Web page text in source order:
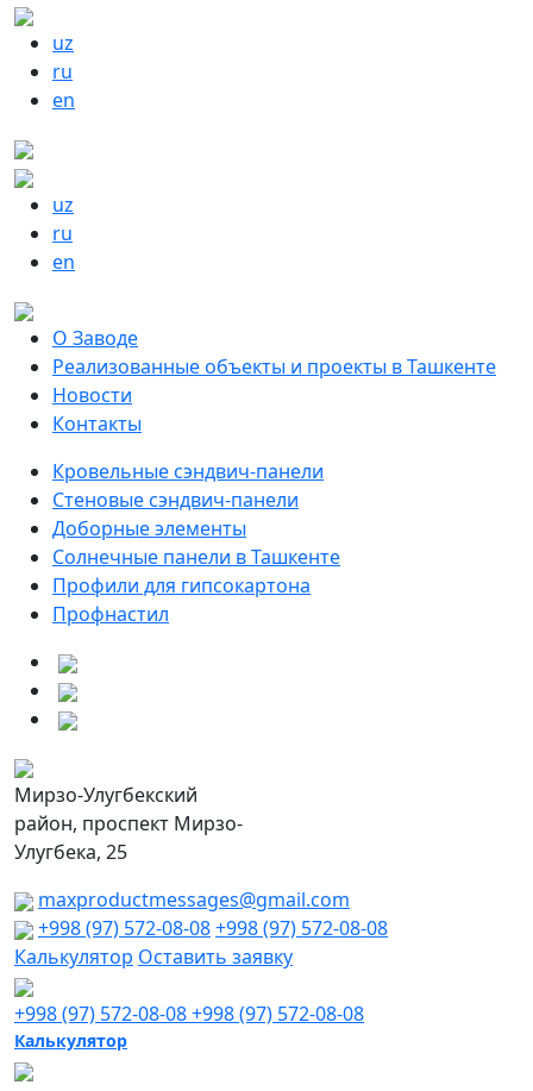
uz
ru
en
uz
ru
en
О Заводе
Реализованные объекты и проекты в Ташкенте
Новости
Контакты
Кровельные сэндвич-панели
Стеновые сэндвич-панели
Доборные элементы
Солнечные панели в Ташкенте
Профили для гипсокартона
Профнастил
Мирзо-Улугбекский
район, проспект Мирзо-
Улугбека, 25
maxproductmessages@gmail.com
+998 (97) 572-08-08+998 (97) 572-08-08
Калькулятор Оставить заявку
+998 (97) 572-08-08+998 (97) 572-08-08
Калькулятор